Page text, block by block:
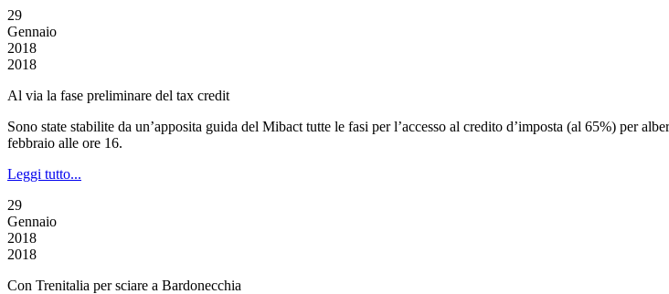
29
Gennaio
2018
2018
Al via la fase preliminare del tax credit
Sono state stabilite da un’apposita guida del Mibact tutte le fasi per l’accesso al credito d’imposta (al 65%) per
febbraio alle ore 16.
Leggi tutto...
29
Gennaio
2018
2018
Con Trenitalia per sciare a Bardonecchia